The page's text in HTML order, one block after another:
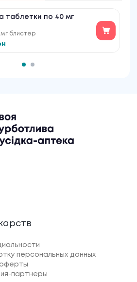
таблетки по 40 мг
блистер
персональных данных
оферты
партнеры